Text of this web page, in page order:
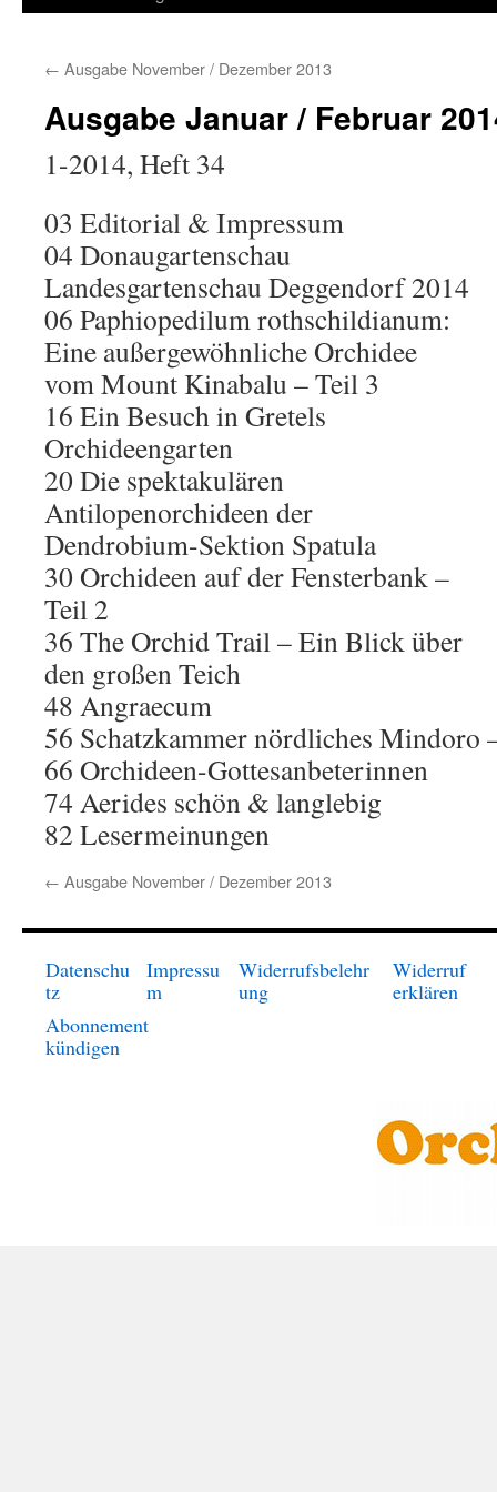
← Ausgabe November / Dezember 2013
Ausgabe Januar / Februar
1-2014, Heft 34
03 Editorial & Impressum
04 Donaugartenschau
Landesgartenschau Deggendorf 2014
06 Paphiopedilum rothschildianum:
Eine außergewöhnliche Orchidee
vom Mount Kinabalu – Teil 3
16 Ein Besuch in Gretels
Orchideengarten
20 Die spektakulären
Antilopenorchideen der
Dendrobium-Sektion Spatula
30 Orchideen auf der Fensterbank –
Teil 2
36 The Orchid Trail – Ein Blick über
den großen Teich
48 Angraecum
56 Schatzkammer nördliches Mindoro
66 Orchideen-Gottesanbeterinnen
74 Aerides schön & langlebig
82 Lesermeinungen
← Ausgabe November / Dezember 2013
Datenschu
tz
Impressu
m
Widerrufsbelehr
ung
Widerruf
erklären
Abonnement
kündigen